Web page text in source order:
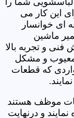
این کار می
ای خوانسار
ماشین
و تجربه بالا
معیوب و مشکل
که قطعات
موظف هستند
و درنهایت